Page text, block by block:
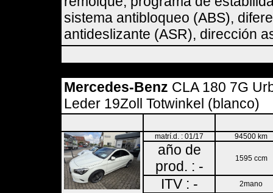
sistema antibloqueo (ABS),
antideslizante (ASR), dirección
Mercedes-Benz CLA 180 7G
Leder 19Zoll Totwinkel (blanco)
matrí.d. : 01/17 94500 km
año de
prod. : -
1595 ccm
ITV : - 2mano